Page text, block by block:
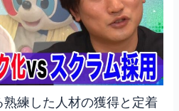
練した人材の獲得と定着